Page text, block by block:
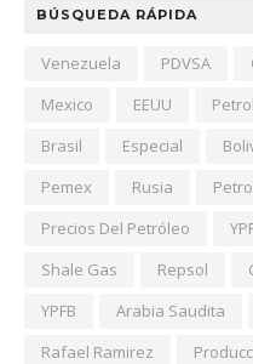
BÚSQUEDA RÁPIDA
Venezuela PDVSA
Mexico
EEUU
Brasil
Especial
Pemex
Rusia
Precios Del Petróleo
Shale Gas
Repsol
YPFB
Arabia Saudita
Rafael Ramirez